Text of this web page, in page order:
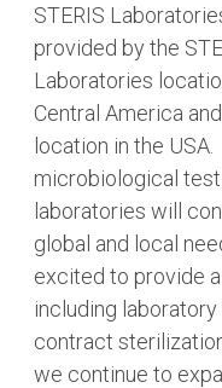
STERIS
provided by the
Laboratories
Central America
location in the
microbiological
laboratories will
global and local
excited to provide
including
contract
we continue to